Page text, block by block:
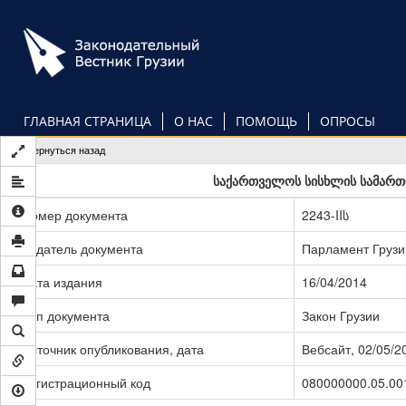
основному
содержанию
ГЛАВНАЯ СТРАНИЦА О НАС ПОМОЩЬ ОПРОСЫ
Вернуться назад
საქართველოს სისხლის
Номер документа
2243-IIს
Издатель документа
Парламент
Дата издания
16/04/2014
Тип документа
Закон Грузии
Источник опубликования, дата
Вебсайт, 02/05/
Регистрационный код